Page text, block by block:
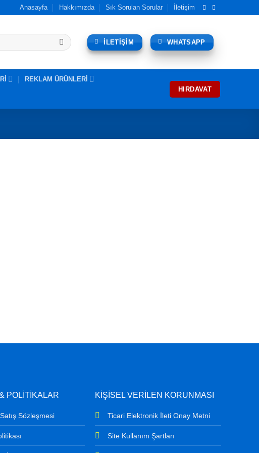
Anasayfa Hakkımızda Sık Sorulan Sorular İletişim
İLETİŞİM WHATSAPP
REKLAM ÜRÜNLERİ
HIRDAVAT
POLİTİKALAR
Sözleşmesi
KİŞİSEL VERİLEN KORUNMASI
Ticari Elektronik İleti Onay Metni
Site Kullanım Şartları